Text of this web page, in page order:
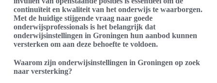
continuïteit en kwaliteit van het onderwijs te waarborgen.
Met de huidige stijgende vraag naar goede
onderwijsprofessionals is het belangrijk dat
onderwijsinstellingen in Groningen hun aanbod kunnen
versterken om aan deze behoefte te voldoen.
Waarom zijn onderwijsinstellingen in Groningen op zoek
naar versterking?